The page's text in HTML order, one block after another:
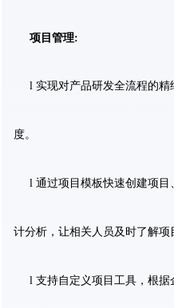
项目管理:
l 实现对产品研发全流程的精
度。
l 通过项目模板快速创建项
计分析，让相关人员及时了解项
l 支持自定义项目工具，根